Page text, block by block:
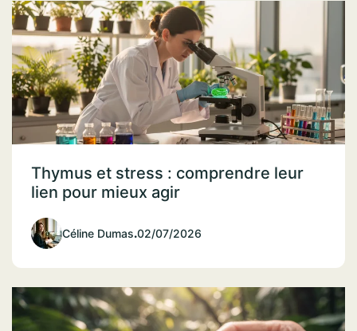
Thymus et stress : comprendre leur
lien pour mieux agir
Céline Dumas.02/07/2026